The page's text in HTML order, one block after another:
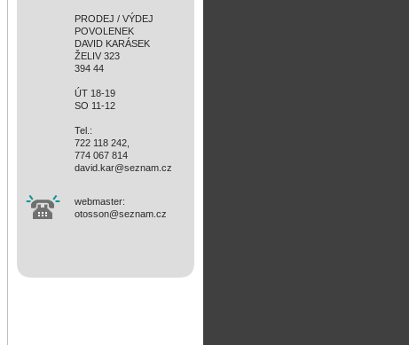
PRODEJ / VÝDEJ
POVOLENEK
DAVID KARÁSEK
ŽELIV 323
394 44
ÚT 18-19
SO 11-12
Tel.:
722 118 242,
774 067 814
david.kar@seznam.cz
webmaster:
otosson@seznam.cz